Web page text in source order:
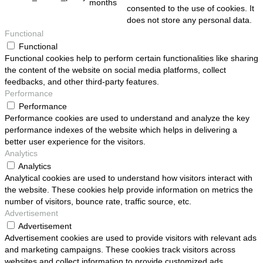
months
consented to the use of cookies. It
does not store any personal data.
Functional
Functional
Functional cookies help to perform certain functionalities like sharing
the content of the website on social media platforms, collect
feedbacks, and other third-party features.
Performance
Performance
Performance cookies are used to understand and analyze the key
performance indexes of the website which helps in delivering a
better user experience for the visitors.
Analytics
Analytics
Analytical cookies are used to understand how visitors interact with
the website. These cookies help provide information on metrics the
number of visitors, bounce rate, traffic source, etc.
Advertisement
Advertisement
Advertisement cookies are used to provide visitors with relevant ads
and marketing campaigns. These cookies track visitors across